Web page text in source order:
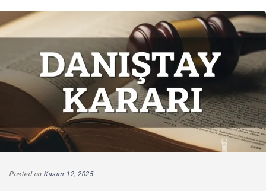
Posted on Kasım 12, 2025